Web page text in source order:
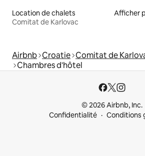
Location de chalets
Comitat de Karlovac
Afficher
Airbnb Croatie Comitat de
Chambres d'hôtel
© 2026 Airbnb, Inc.
Confidentialité
Conditions